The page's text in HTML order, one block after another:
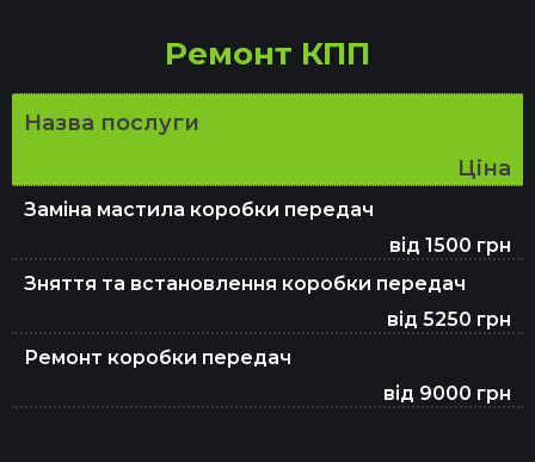
Ремонт КПП
Назва послуги
Ціна
Заміна мастила коробки передач
від 1500 грн
Зняття та встановлення коробки передач
від 5250 грн
Ремонт коробки передач
від 9000 грн